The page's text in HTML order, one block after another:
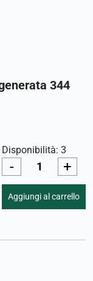
344
Disponibilità: 3
- +
Aggiungi al carrello